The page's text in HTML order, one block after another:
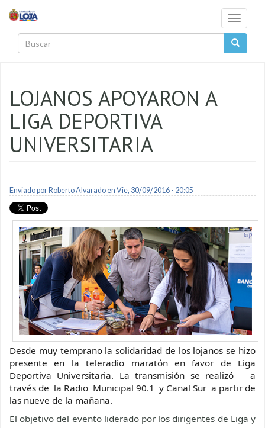
Toggle
LOJANOS APOYARON A
LIGA DEPORTIVA
UNIVERSITARIA
Enviado por Roberto Alvaradoen Vie, 30/09/2016 - 20:05
Desde muy temprano la solidaridad de los lojanos se hizo
presente en la teleradio maratón en favor de Liga
Deportiva Universitaria. La transmisión se realizó a
través de la Radio Municipal 90.1 y Canal Sur a partir de
las nueve de la mañana.
El objetivo del evento liderado por los dirigentes de Liga y